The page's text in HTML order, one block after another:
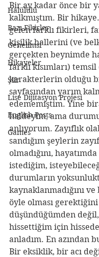
Halülülü
Bazı Fikirler
Genelimsi
Hikayeler
Şiir
Lise Dijitasyon Projesi
English Posts
Games
Bir ay kadar önce bir
kalkmıştım. Bir
gelen farklı fikirleri,
kişilik hallerini (ve
gerçekten beynimde
farklı kısımları)
karakterlerin olduğu
sayfasından yarım
edememiştim. Yine
haldeyim, ama
anlıyorum. Zayıflık
sandığım şeylerin
olmadığını, hayatımda
istediğim,
durumların
kaynaklanmadığını ve
öyle olması gerektiğini
düşündüğümden
hissettiğim için
anladım. En azından
Bir eksiklik, bir acı